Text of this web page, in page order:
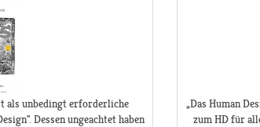
als unbedingt erforderliche
Dessen ungeachtet haben
„Das Human
zum HD für